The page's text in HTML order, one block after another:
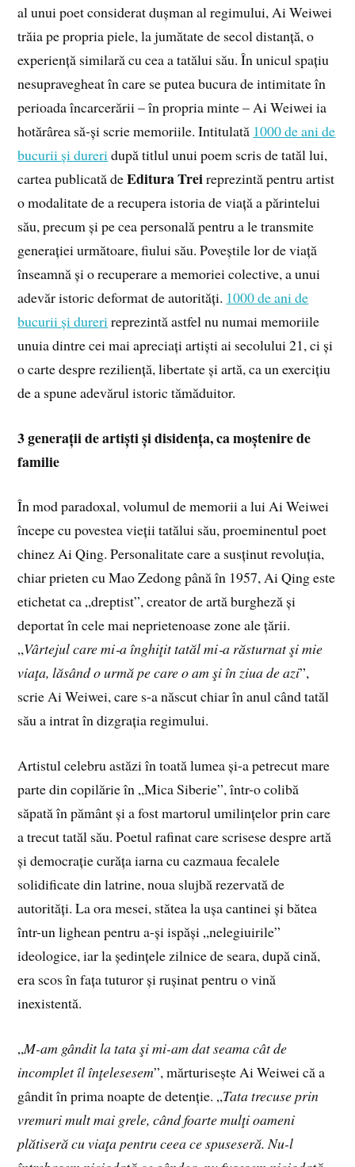
al unui poet considerat dușman al regimului, Ai Weiwei
trăia pe propria piele, la jumătate de secol distanță, o
experiență similară cu cea a tatălui său. În unicul spațiu
nesupravegheat în care se putea bucura de intimitate în
perioada încarcerării – în propria minte – Ai Weiwei ia
hotărârea să-și scrie memoriile. Intitulată 1000 de ani de
bucurii și dureridupă titlul unui poem scris de tatăl lui,
cartea publicată deEditura Treireprezintă pentru artist
o modalitate de a recupera istoria de viață a părintelui
său, precum și pe cea personală pentru a le transmite
generației următoare, fiului său. Poveștile lor de viață
înseamnă și o recuperare a memoriei colective, a unui
adevăr istoric deformat de autorități. 1000 de ani de
bucurii și durerireprezintă astfel nu numai memoriile
unuia dintre cei mai apreciați artiști ai secolului 21, ci și
o carte despre reziliență, libertate și artă, ca un exercițiu
de a spune adevărul istoric tămăduitor.
3 generații de artiști și disidența, ca moștenire de
familie
În mod paradoxal, volumul de memorii a lui Ai Weiwei
începe cu povestea vieții tatălui său, proeminentul poet
chinez Ai Qing. Personalitate care a susținut revoluția,
chiar prieten cu Mao Zedong până în 1957, Ai Qing este
etichetat ca „dreptist”, creator de artă burgheză și
deportat în cele mai neprietenoase zone ale țării.
„Vârtejul care mi‑a înghiţit tatăl mi‑a răsturnat şi mie
viaţa, lăsând o urmă pe care o am şi în ziua de azi”,
scrie Ai Weiwei, care s-a născut chiar în anul când tatăl
său a intrat în dizgrația regimului.
Artistul celebru astăzi în toată lumea și-a petrecut mare
parte din copilărie în „Mica Siberie”, într-o colibă
săpată în pământ și a fost martorul umilințelor prin care
a trecut tatăl său. Poetul rafinat care scrisese despre artă
și democrație curăța iarna cu cazmaua fecalele
solidificate din latrine, noua slujbă rezervată de
autorități. La ora mesei, stătea la ușa cantinei și bătea
într-un lighean pentru a-și ispăși „nelegiuirile”
ideologice, iar la ședințele zilnice de seara, după cină,
era scos în fața tuturor și rușinat pentru o vină
inexistentă.
„M-am gândit la tata şi mi-am dat seama cât de
incomplet îl înţelesesem”, mărturisește Ai Weiwei că a
gândit în prima noapte de detenție. „Tata trecuse prin
vremuri mult mai grele, când foarte mulţi oameni
plătiseră cu viaţa pentru ceea ce spuseseră. Nu-l